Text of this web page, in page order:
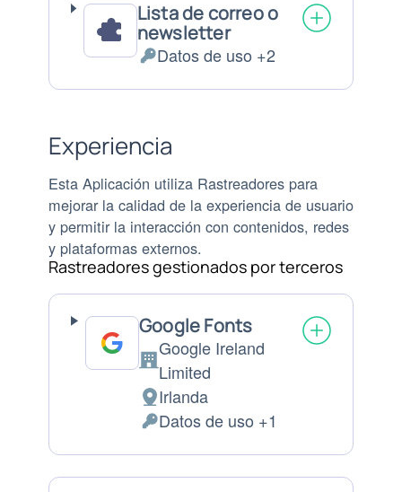
Lista de correo o
newsletter
Datos
Personales
Datos de uso +2
Experiencia
Esta Aplicación utiliza Rastreadores para
mejorar la calidad de la experiencia de usuario
y permitir la interacción con contenidos, redes
y plataformas externos.
Rastreadores gestionados por terceros
Google Fonts
Empresa:
Google Ireland
Limited
Lugar
de
tratamiento:
Irlanda
Datos
Personales
tratados:
Datos de uso +1